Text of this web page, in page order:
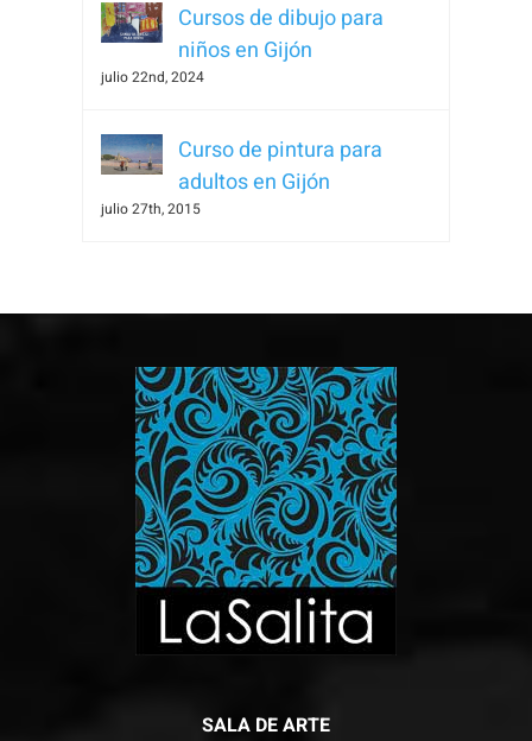
Cursos de dibujo para
niños en Gijón
julio 22nd, 2024
Curso de pintura para
adultos en Gijón
julio 27th, 2015
SALA DE ARTE